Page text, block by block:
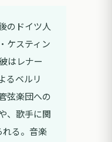
のドイツ人
ケスティン
はレナー
るベルリ
弦楽団への
、歌手に関
れる。音楽